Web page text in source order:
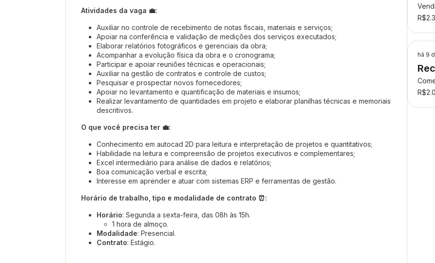
Atividades da vaga 💼:
Auxiliar no controle de recebimento de notas fiscais, materiais e serviços;
Apoiar na conferência e validação de medições dos serviços executados;
Elaborar relatórios fotográficos e gerenciais da obra;
Acompanhar a evolução física da obra e o cronograma;
Participar e apoiar reuniões técnicas e operacionais;
Auxiliar na gestão de contratos e controle de custos;
Pesquisar e prospectar novos fornecedores;
Apoiar no levantamento e quantificação de materiais e insumos;
Realizar levantamento de quantidades em projeto e elaborar planilhas técnicas e memoriais
descritivos.
O que você precisa ter 💼:
Conhecimento em autocad 2D para leitura e interpretação de projetos e quantitativos;
Habilidade na leitura e compreensão de projetos executivos e complementares;
Excel intermediário para análise de dados e relatórios;
Boa comunicação verbal e escrita;
Interesse em aprender e atuar com sistemas ERP e ferramentas de gestão.
Horário de trabalho, tipo e modalidade de contrato ⏰:
Horário: Segunda a sexta-feira, das 08h às 15h.
1 hora de almoço.
Modalidade: Presencial.
Contrato: Estágio.
há 9